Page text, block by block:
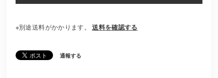
※別途送料がかかります。 送料を確認する
通報する